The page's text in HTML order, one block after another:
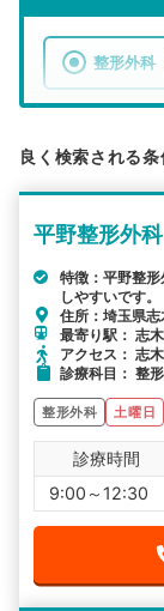
整形外科
駅
良く検索される条
平野整形外科
特徴：平野整
しやすいです。
住所：埼玉県
最寄り駅： 志
アクセス： 志
診療科目： 整
整形外科 土曜日
診療時間
9:00～12:30